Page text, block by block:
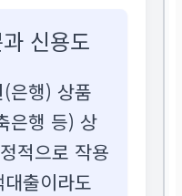
신용도
은행) 상품
은행 등) 상
적으로 작용
출이라도